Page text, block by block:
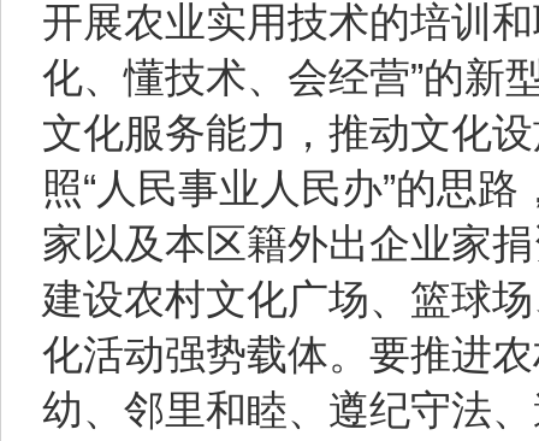
开展农业实用技术的培训
化、懂技术、会经营”的新
文化服务能力，推动文化
照“人民事业人民办”的思
家以及本区籍外出企业家
建设农村文化广场、篮球
化活动强势载体。要推进
幼、邻里和睦、遵纪守法